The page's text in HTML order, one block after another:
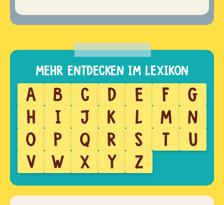
A B C D E F
G
H
I J K L M
N
O
P Q R S T
U
V
W X Y Z